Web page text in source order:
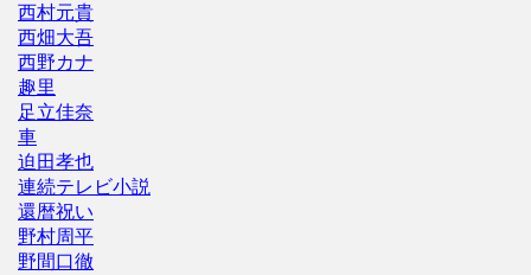
西村元貴
西畑大吾
西野カナ
趣里
足立佳奈
車
迫田孝也
連続テレビ小説
還暦祝い
野村周平
野間口徹